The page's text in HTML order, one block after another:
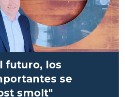
futuro, los
se
smolt"